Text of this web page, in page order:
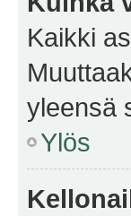
Kaikki
yleensä
Ylös